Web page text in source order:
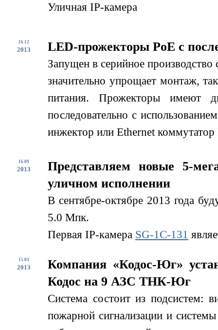
Уличная IP-камера
16.12
2013 LED-прожекторы PoE с
Запущен в серийное
значительно упрощает монтаж,
питания. Прожекторы имеют
последовательно с
инжектор или Ethernet
16.09
2013
Представляем новые 5-
уличном исполнении
В сентябре-октябре 2013 года
5.0 Мпк.
Первая IP-камера SG-1С-131
15.03
2013
Компания «Кодос-Юг»
Кодос на 9 АЗС ТНК-Юг
Система состоит из подсистем:
пожарной сигнализации и